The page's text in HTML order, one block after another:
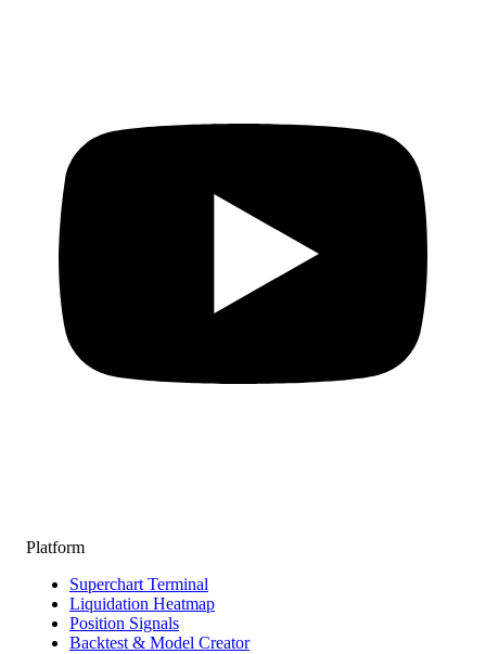
Platform
Superchart Terminal
Liquidation Heatmap
Position Signals
Backtest & Model Creator